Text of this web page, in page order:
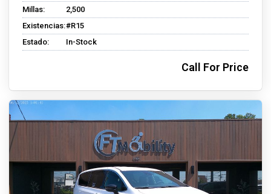
Millas:
2,500
Existencias:#R15
Estado:
In-Stock
Call For Price